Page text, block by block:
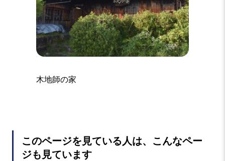
木地師の家
このページを見ている人は、こんなペー
ジも見ています